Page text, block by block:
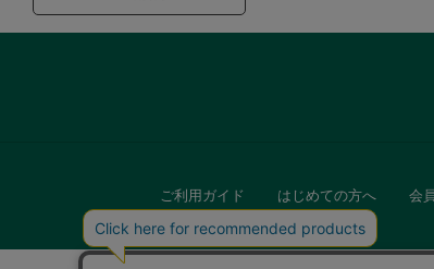
ご利用ガイド はじめての方へ 会